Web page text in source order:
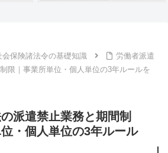
会保険諸法令の基礎知識
労働者派遣
限｜事業所単位・個人単位の3年ルールを
派遣禁止業務と期間制
・個人単位の3年ルール